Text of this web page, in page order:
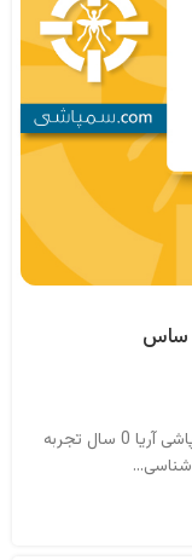
ساس
بهترین روش از بین بردن ساس در شرکت سمپاشی آریا 0 سال تجربه